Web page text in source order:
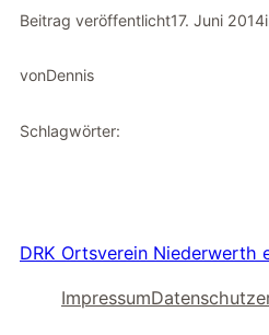
Beitrag veröffentlicht17. Juni 2014
vonDennis
Schlagwörter:
DRK Ortsverein Niederwerth
Impressum